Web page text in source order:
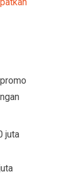
juta